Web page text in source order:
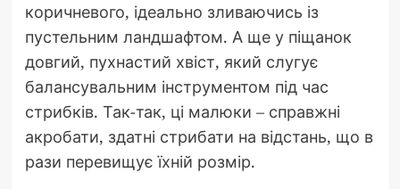
коричневого, ідеально зливаючись із
пустельним ландшафтом. А ще у піщанок
довгий, пухнастий хвіст, який слугує
балансувальним інструментом під час
стрибків. Так-так, ці малюки – справжні
акробати, здатні стрибати на відстань, що в
рази перевищує їхній розмір.